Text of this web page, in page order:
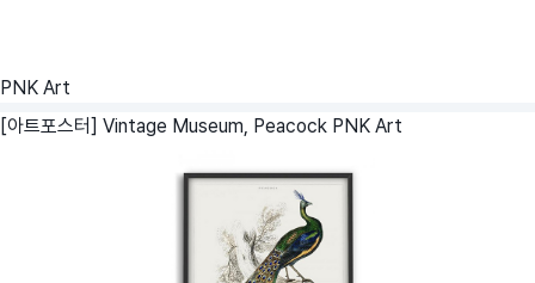
PNK Art
[아트포스터] Vintage Museum, Peacock PNK Art